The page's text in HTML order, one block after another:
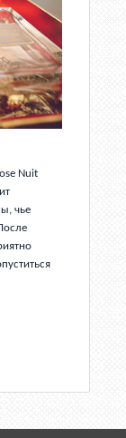
Nuit
чье